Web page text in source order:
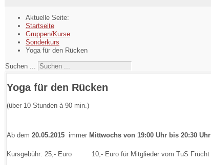
Aktuelle Seite:
Startseite
Gruppen/Kurse
Sonderkurs
Yoga für den Rücken
Suchen ...
Yoga für den Rücken
(über 10 Stunden à 90 min.)
Ab dem 20.05.2015 immer Mittwochs von 19:00 Uhr bis 20:30 Uhr
Kursgebühr: 25,- Euro 10,- Euro für Mitglieder vom TuS Frücht